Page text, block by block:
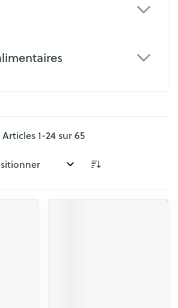
Articles1-24sur65
par: